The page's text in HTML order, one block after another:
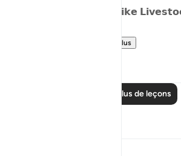
𝗗𝗮𝘆 𝟴: 𝗪𝗮𝗻𝗱𝗲𝗿𝗶𝗻𝗴 𝗹𝗶𝗸𝗲
Voir plus
Lire plus de leçons